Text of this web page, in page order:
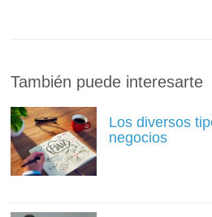
También puede interesarte
Los diversos
negocios